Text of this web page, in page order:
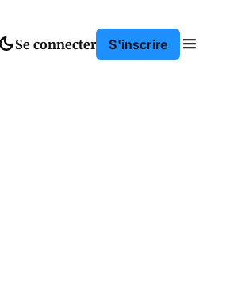
Se connecter S'inscrire